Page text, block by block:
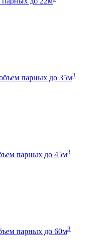
парных до 35м3
парных до 45м3
парных до 60м3